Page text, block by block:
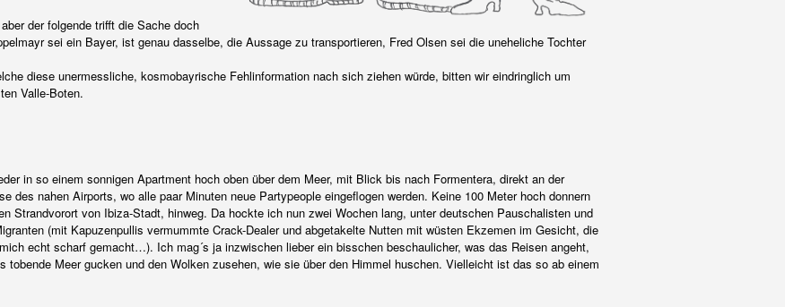
der folgende trifft die Sache doch
sei ein Bayer, ist genau dasselbe, die Aussage zu transportieren, Fred Olsen sei die uneheliche Tochter
diese unermessliche, kosmobayrische Fehlinformation nach sich ziehen würde, bitten wir eindringlich um
Valle-Boten.
in so einem sonnigen Apartment hoch oben über dem Meer, mit Blick bis nach Formentera, direkt an der
des nahen Airports, wo alle paar Minuten neue Partypeople eingeflogen werden. Keine 100 Meter hoch donnern
Strandvorort von Ibiza-Stadt, hinweg. Da hockte ich nun zwei Wochen lang, unter deutschen Pauschalisten und
(mit Kapuzenpullis vermummte Crack-Dealer und abgetakelte Nutten mit wüsten Ekzemen im Gesicht, die
echt scharf gemacht…). Ich mag´s ja inzwischen lieber ein bisschen beschaulicher, was das Reisen angeht,
tobende Meer gucken und den Wolken zusehen, wie sie über den Himmel huschen. Vielleicht ist das so ab einem